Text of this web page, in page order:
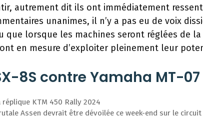
autrement dit ils ont immédiatement
unanimes, il n’y a pas eu de voix
que lorsque les machines seront réglées de
en mesure d’exploiter pleinement leur
8S contre Yamaha MT-
réplique KTM 450 Rally 2024
Assen devrait être dévoilée ce week-end sur le